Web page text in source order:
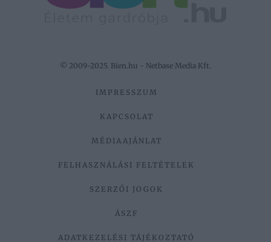
© 2009-2025. Bien.hu - Netbase Media Kft.
IMPRESSZUM
KAPCSOLAT
MÉDIAAJÁNLAT
FELHASZNÁLÁSI FELTÉTELEK
SZERZŐI JOGOK
ÁSZF
ADATKEZELÉSI TÁJÉKOZTATÓ